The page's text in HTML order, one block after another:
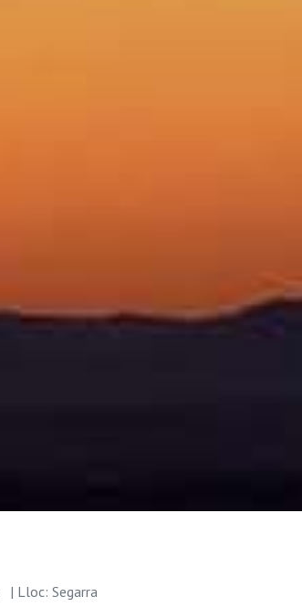
| Lloc: Segarra